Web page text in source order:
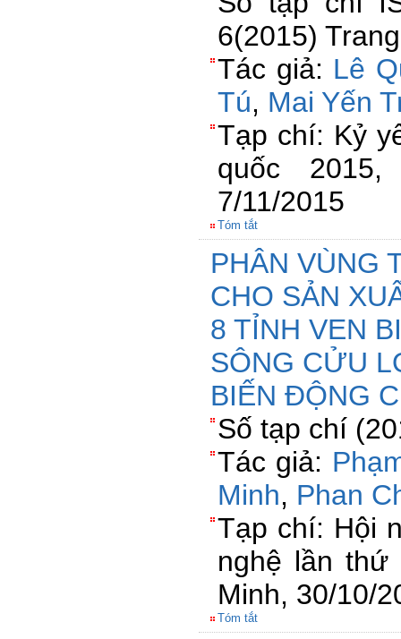
6(2015)
Tác giả: Lê
Tú, Mai Yến
Tạp chí: Kỷ
quốc
7/11/2015
Tóm tắt
PHÂN VÙNG
CHO SẢN
8 TỈNH VEN
SÔNG CỬU
BIẾN ĐỘNG
Số tạp chí
Tác giả:
Minh, Phan
Tạp chí: Hội
nghệ lần thứ
Minh, 30/10/
Tóm tắt